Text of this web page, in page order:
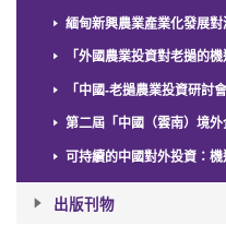
緬甸新興農業產業化發展
「外國農業投資對老撾的
「中國-老撾農業投資研討
第二屆「中國（雲南）境
可持續的中國對外投資：
出版刊物